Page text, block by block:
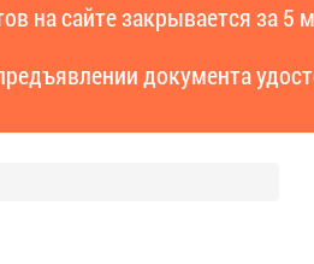
на сайте закрывается за 5
документа